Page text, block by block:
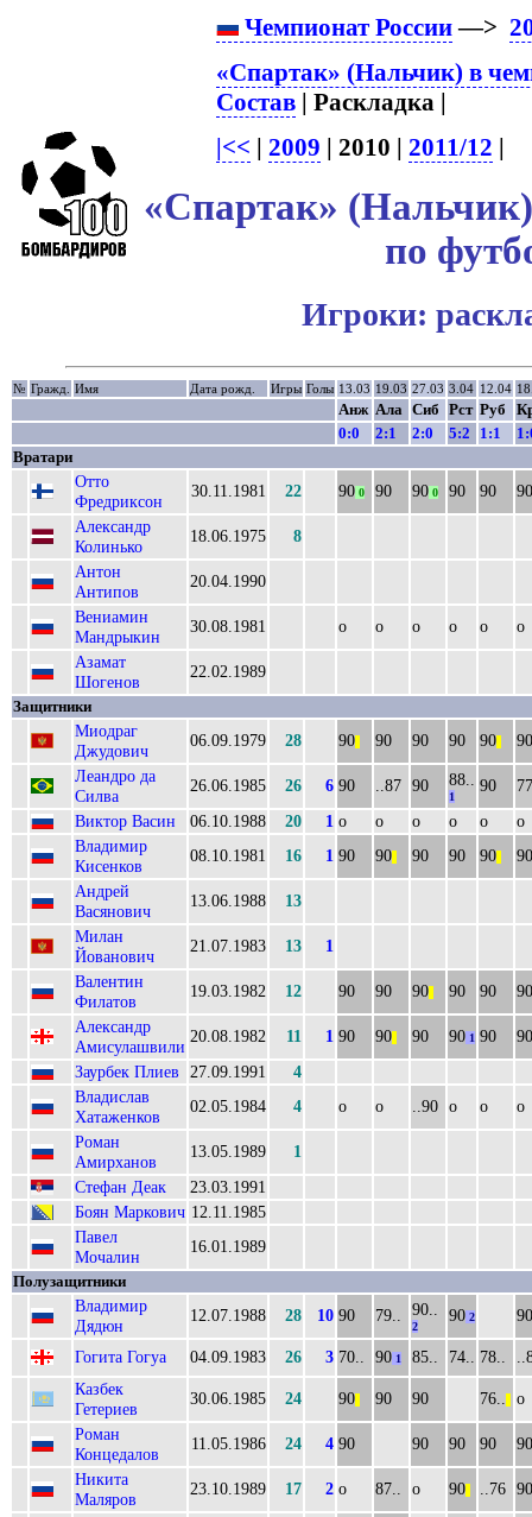
Чемпионат России—>
«Спартак» (Нальчик) в
Состав | Раскладка |
|<< | 2009 | 2010 | 2011/12 |
«Спартак»
по
Игроки:
№ Гражд. Имя Дата рожд. Игры Голы 13.03 19.03 27.03 3.04 12.04
Анж Ала Сиб Рст Руб
0:0
2:1 2:0 5:2 1:1
Вратари
Отто
Фредриксон
30.11.1981 22 90 0 90 90 0 90 90
90
Александр
Колинько
18.06.1975
8
Антон
Антипов
20.04.1990
Вениамин
Мандрыкин
30.08.1981 о о о о о
о
Азамат
Шогенов
22.02.1989
Защитники
Миодраг
Джудович
06.09.1979 28 90 90 90 90 90
90
Леандро да
Силва
26.06.1985 26 6 90 ..87 90 88..
1
90
Виктор Васин
06.10.1988 20 1 о о о о о
о
Владимир
Кисенков
08.10.1981 16 1 90 90 90 90 90
90
Андрей
Васянович
13.06.1988
13
Милан
Йованович
21.07.1983 13
1
Валентин
Филатов
19.03.1982 12 90 90 90 90 90
90
Александр
Амисулашвили
20.08.1982 11 1 90 90 90 90 1 90
90
Заурбек Плиев
27.09.1991
4
Владислав
Хатаженков
02.05.1984 4 о о ..90 о о
о
Роман
Амирханов
13.05.1989
1
Стефан Деак
23.03.1991
Боян Маркович 12.11.1985
Павел
Мочалин
16.01.1989
Полузащитники
Владимир
Дядюн
12.07.1988 28 10 90 79.. 90..
2
90 2 90
Гогита Гогуа 04.09.1983 26 3 70.. 90 1 85.. 74.. 78..
Казбек
Гетериев
30.06.1985 24 90 90 90 76..
о
Роман
Концедалов
11.05.1986 24 4 90 90 90 90
90
Никита
Маляров
23.10.1989 17 2 о 87.. о 90 ..76 90